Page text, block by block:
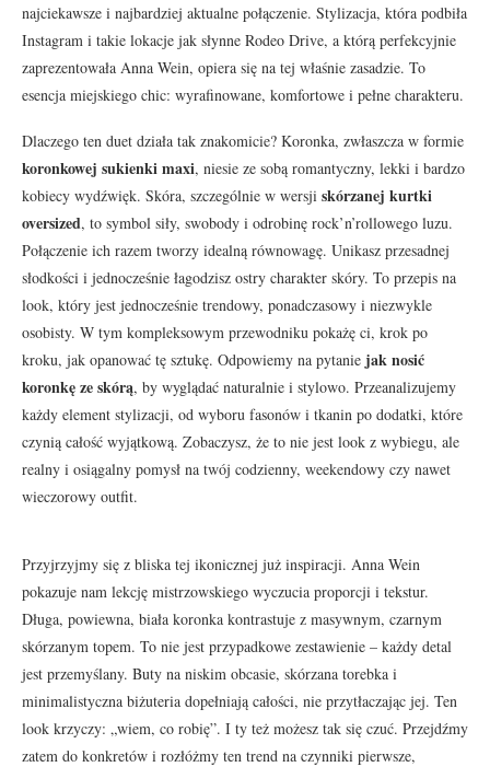
najciekawsze i najbardziej aktualne połączenie. Stylizacja, która podbiła
Instagram i takie lokacje jak słynne Rodeo Drive, a którą perfekcyjnie
zaprezentowała Anna Wein, opiera się na tej właśnie zasadzie. To
esencja miejskiego chic: wyrafinowane, komfortowe i pełne charakteru.
Dlaczego ten duet działa tak znakomicie? Koronka, zwłaszcza w formie
koronkowej sukienki maxi, niesie ze sobą romantyczny, lekki i bardzo
kobiecy wydźwięk. Skóra, szczególnie w wersji skórzanej kurtki
oversized, to symbol siły, swobody i odrobinę rock’n’rollowego luzu.
Połączenie ich razem tworzy idealną równowagę. Unikasz przesadnej
słodkości i jednocześnie łagodzisz ostry charakter skóry. To przepis na
look, który jest jednocześnie trendowy, ponadczasowy i niezwykle
osobisty. W tym kompleksowym przewodniku pokażę ci, krok po
kroku, jak opanować tę sztukę. Odpowiemy na pytanie jak nosić
koronkę ze skórą, by wyglądać naturalnie i stylowo. Przeanalizujemy
każdy element stylizacji, od wyboru fasonów i tkanin po dodatki, które
czynią całość wyjątkową. Zobaczysz, że to nie jest look z wybiegu, ale
realny i osiągalny pomysł na twój codzienny, weekendowy czy nawet
wieczorowy outfit.
Przyjrzyjmy się z bliska tej ikonicznej już inspiracji. Anna Wein
pokazuje nam lekcję mistrzowskiego wyczucia proporcji i tekstur.
Długa, powiewna, biała koronka kontrastuje z masywnym, czarnym
skórzanym topem. To nie jest przypadkowe zestawienie – każdy detal
jest przemyślany. Buty na niskim obcasie, skórzana torebka i
minimalistyczna biżuteria dopełniają całości, nie przytłaczając jej. Ten
look krzyczy: „wiem, co robię”. I ty też możesz tak się czuć. Przejdźmy
zatem do konkretów i rozłóżmy ten trend na czynniki pierwsze,